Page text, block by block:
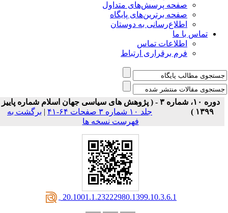
صفحه پرسش‌های متداول
صفحه برترین‌های پایگاه
اطلاع‌رسانی به دوستان
تماس با ما
اطلاعات تماس
فرم برقراری ارتباط
دوره ۱۰، شماره ۳ - ( پژوهش های سیاسی جهان اسلام شماره پاییز
۱۳۹۹ )
جلد ۱۰ شماره ۳ صفحات ۶۴-۴۱ |برگشت به
فهرست نسخه ها
‎ 20.1001.1.23222980.1399.10.3.6.1